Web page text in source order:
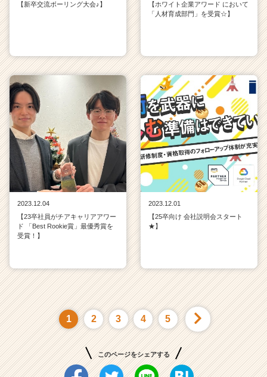
【新卒交流ボーリング大会♪】
【ホワイト企業アワード において
「人材育成部門」を受賞☆】
2023.12.04
【23卒社員がチアキャリアアワー
ド 「Best Rookie賞」最優秀賞を
受賞！】
2023.12.01
【25卒向け 会社説明会スタート
★】
1 2 3 4 5
このページをシェアする